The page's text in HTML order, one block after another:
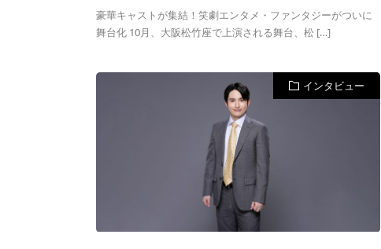
豪華キャストが集結！笑劇エンタメ・ファンタジーがついに
舞台化 10月、大阪松竹座で上演される舞台、松 […]
インタビュー